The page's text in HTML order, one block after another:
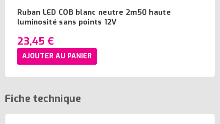
Ruban LED COB blanc neutre 2m50 haute
luminosité sans points 12V
23,45 €
AJOUTER AU PANIER
Fiche technique